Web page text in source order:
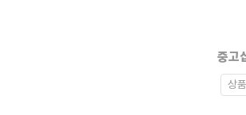
중고
상